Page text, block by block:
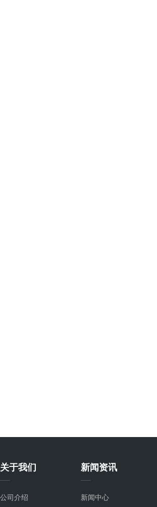
关于我们
公司介绍
新闻资讯
新闻中心